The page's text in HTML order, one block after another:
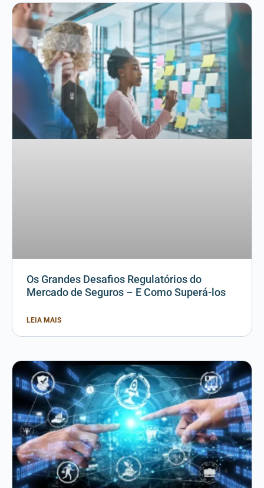
Os Grandes Desafios Regulatórios do
Mercado de Seguros – E Como Superá-los
LEIA MAIS